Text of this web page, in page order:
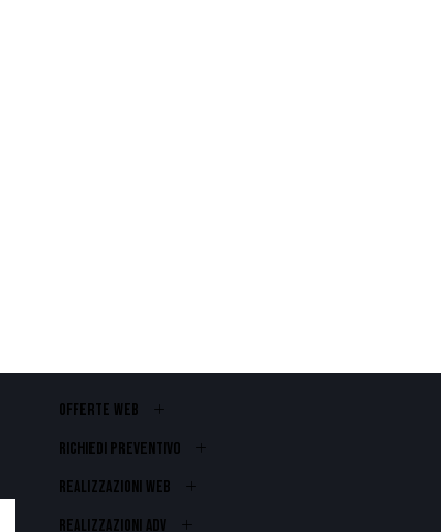
OFFERTE WEB
RICHIEDI PREVENTIVO
REALIZZAZIONI WEB
Realizzazioni ADV